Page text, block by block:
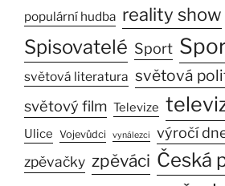
populární hudba reality show
Spisovatelé Sport
světová literatura světová
světový film Televize
Ulice Vojevůdci vynálezci výročí
zpěvačky zpěváci Česká